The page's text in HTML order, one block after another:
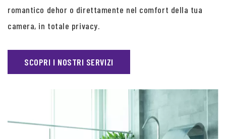
romantico dehor o direttamente nel comfort della tua
camera, in totale privacy.
SCOPRI I NOSTRI SERVIZI